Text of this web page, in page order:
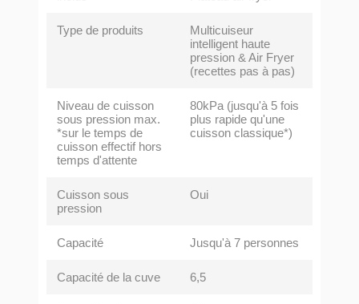
Type de produits
Multicuiseur
intelligent haute
pression & Air Fryer
(recettes pas à pas)
Niveau de cuisson
sous pression max.
*sur le temps de
cuisson effectif hors
temps d'attente
80kPa (jusqu'à 5 fois
plus rapide qu'une
cuisson classique*)
Cuisson sous
pression
Oui
Capacité Jusqu'à 7 personnes
Capacité de la cuve 6,5